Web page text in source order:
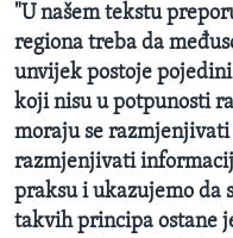
"U našem tekstu
regiona treba da
unvijek postoje
koji nisu u potpunosti
moraju se
razmjenjivati
praksu i ukazujemo da
takvih principa ostane